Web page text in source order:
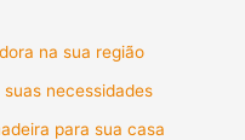
na sua região
necessidades
para sua casa